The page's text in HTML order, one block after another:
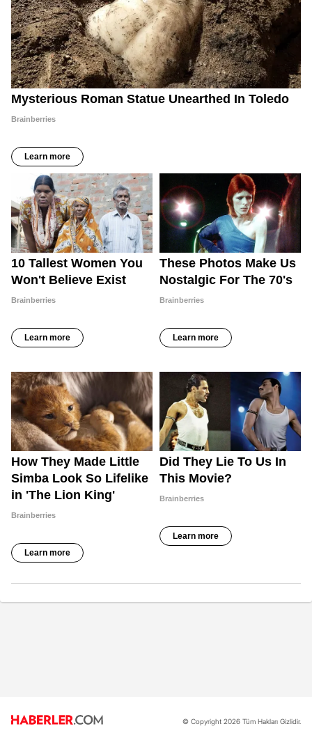
© Copyright 2026 Tüm Hakları Gizlidir.